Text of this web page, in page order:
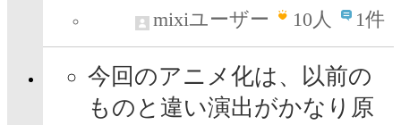
mixiユーザー
10人 1件
今回のアニメ化は、以前の
ものと違い演出がかなり原